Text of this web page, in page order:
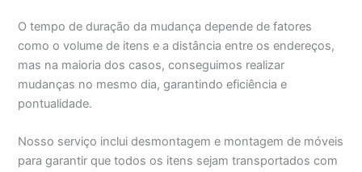
O tempo de duração da mudança depende de fatores
como o volume de itens e a distância entre os endereços,
mas na maioria dos casos, conseguimos realizar
mudanças no mesmo dia, garantindo eficiência e
pontualidade.
Nosso serviço inclui desmontagem e montagem de móveis
para garantir que todos os itens sejam transportados com